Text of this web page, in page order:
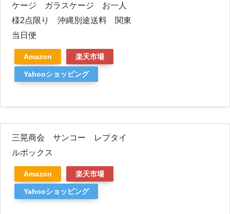
ケージ ガラスケージ お一人
様2点限り 沖縄別途送料 関東
当日便
Amazon 楽天市場
Yahooショッピング
三晃商会 サンコー レプタイ
ルボックス
Amazon 楽天市場
Yahooショッピング